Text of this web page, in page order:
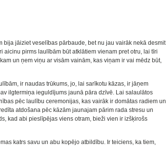
jāiziet veselības pārbaude, bet nu jau vairāk nekā desmit
pirms laulībām būt atklātiem vienam pret otru, lai tīri
un ņem viņu ar visām vainām, kas viņam ir vai mēdz būt,
ir naudas trūkums, jo, lai sarīkotu kāzas, ir jāņem
ilgtermiņa ieguldījums jaunā pāra dzīvē. Lai salaulātos
pēc laulību ceremonijas, kas vairāk ir domātas radiem un
atdošana pēc kāzām jaunajam pārim rada stresu un
kad abi pieslīpējas viens otram, bieži vien ir izšķirošs
katrs savu un abu kopējo atbildību. Ir teiciens, ka tiem,